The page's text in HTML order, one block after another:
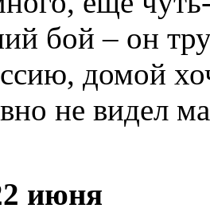
бой – он
домой
не видел